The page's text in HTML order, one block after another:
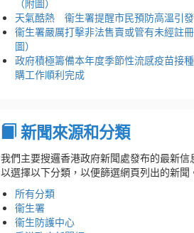
（附圖）
天氣酷熱 衞生署提醒市民預防高溫引
衞生署嚴厲打擊非法售賣或管有未經註
圖）
政府積極籌備本年度季節性流感疫苗接
購工作順利完成
新聞來源和分類
我們主要搜邏香港政府新聞處發布的最新信
以選擇以下分類，以便篩選網頁列出的新聞
所有分類
衞生署
衞生防護中心